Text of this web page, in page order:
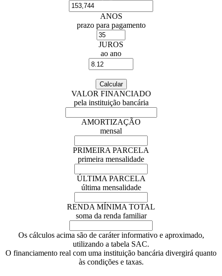
ANOS
prazo para pagamento
JUROS
ao ano
VALOR FINANCIADO
pela instituição bancária
AMORTIZAÇÃO
mensal
PRIMEIRA PARCELA
primeira mensalidade
ÚLTIMA PARCELA
última mensalidade
RENDA MÍNIMA TOTAL
soma da renda familiar
Os cálculos acima são de caráter informativo e aproximado,
utilizando a tabela SAC.
O financiamento real com uma instituição bancária divergirá quanto
às condições e taxas.